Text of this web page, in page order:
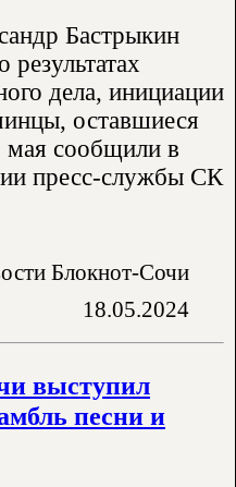
Бастрыкин
дела, инициации
оставшиеся
мая сообщили в
пресс-службы СК
Блокнот-Сочи
18.05.2024
выступил
песни и